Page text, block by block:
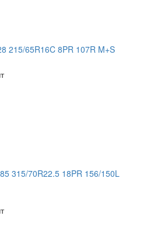
215/65R16C 8PR 107R M+S
315/70R22.5 18PR 156/150L